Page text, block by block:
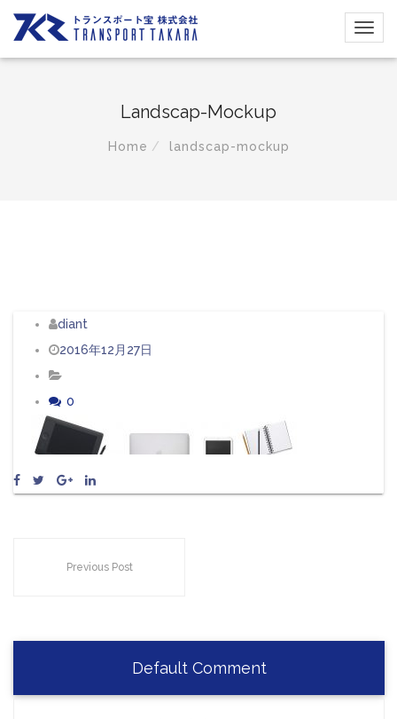
Landscap-Mockup
Home landscap-mockup
diant
2016年12月27日
0
Previous Post
Default Comment